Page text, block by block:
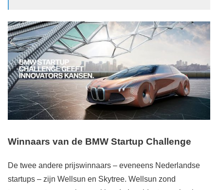
Winnaars van de BMW Startup Challenge
De twee andere prijswinnaars – eveneens Nederlandse
startups – zijn Wellsun en Skytree. Wellsun zond